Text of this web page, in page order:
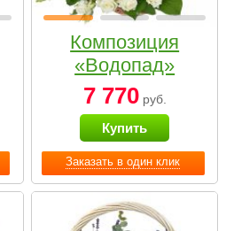
Заказать в один клик
Композиция
«Водопад»
7 770руб.
Купить